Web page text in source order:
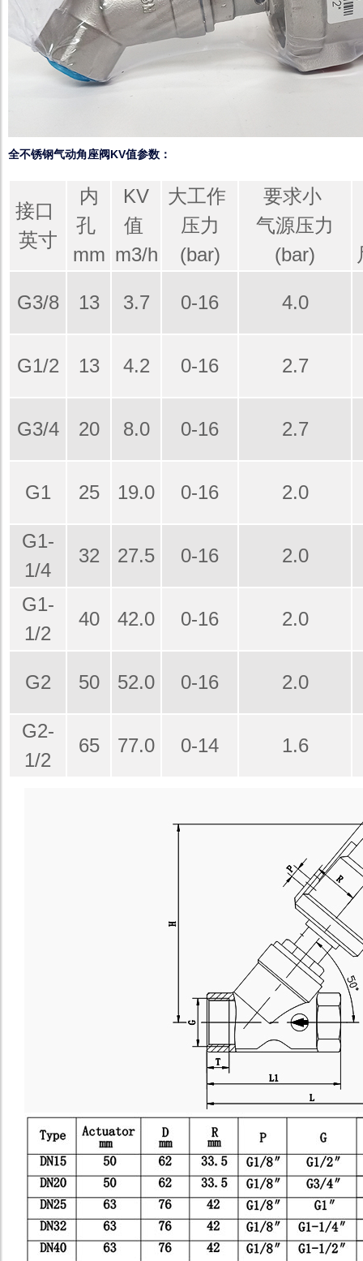
全不锈钢气动角座阀KV值参数：
接口
英寸
内
孔
mm
KV
值
m3/h
大工作
压力
(bar)
要求小
气源压力
(bar)
G3/8 13 3.7 0-16 4.0
G1/2 13 4.2 0-16 2.7
G3/4 20 8.0 0-16 2.7
G1 25 19.0 0-16 2.0
G1-
1/4
32 27.5 0-16 2.0
G1-
1/2
40 42.0 0-16 2.0
G2 50 52.0 0-16 2.0
G2-
1/2
65 77.0 0-14 1.6